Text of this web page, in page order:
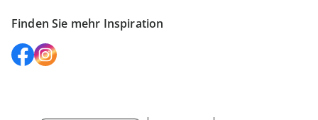
Finden Sie mehr Inspiration